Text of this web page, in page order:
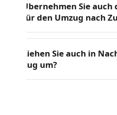
Übernehmen Sie auch
für den Umzug nach
Ziehen Sie auch in
Zug um?